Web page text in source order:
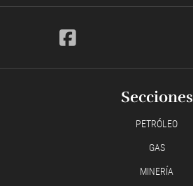
Secciones
PETRÓLEO
GAS
MINERÍA